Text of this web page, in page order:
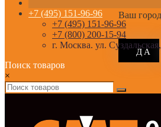
Ваш
+7 (495) 151-96-96
+7 (495) 151-96-96
+7 (800) 200-15-94
г. Москва. ул.
Поиск товаров
×